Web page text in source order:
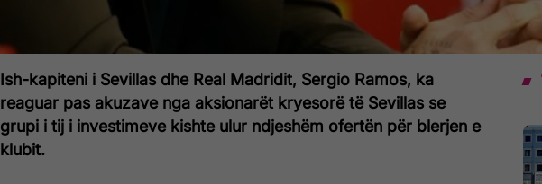
Ish-kapiteni i Sevillas dhe Real Madridit, Sergio Ramos, ka
reaguar pas akuzave nga aksionarët kryesorë të Sevillas se
grupi i tij i investimeve kishte ulur ndjeshëm ofertën për blerjen e
klubit.